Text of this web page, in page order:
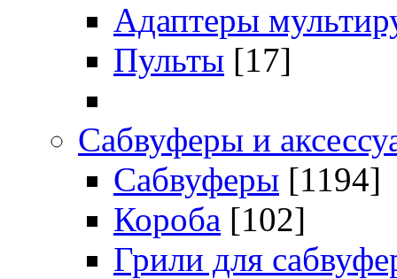
Адаптеры
Пульты [17]
Сабвуферы и
Сабвуферы [1194]
Короба [102]
Грили для